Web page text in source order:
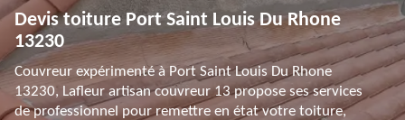
Devis toiture Port Saint Louis Du Rhone
13230
Couvreur expérimenté à Port Saint Louis Du Rhone
13230, Lafleur artisan couvreur 13 propose ses services
de professionnel pour remettre en état votre toiture,